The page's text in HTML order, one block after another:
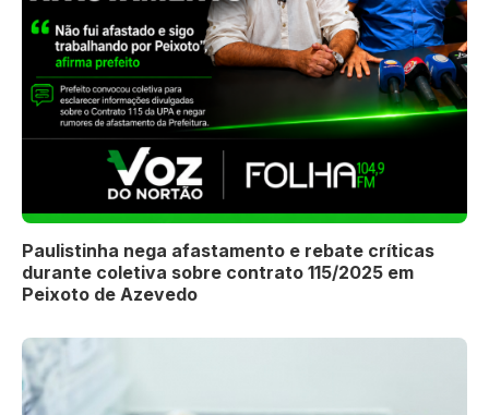
Paulistinha nega afastamento e rebate críticas
durante coletiva sobre contrato 115/2025 em
Peixoto de Azevedo